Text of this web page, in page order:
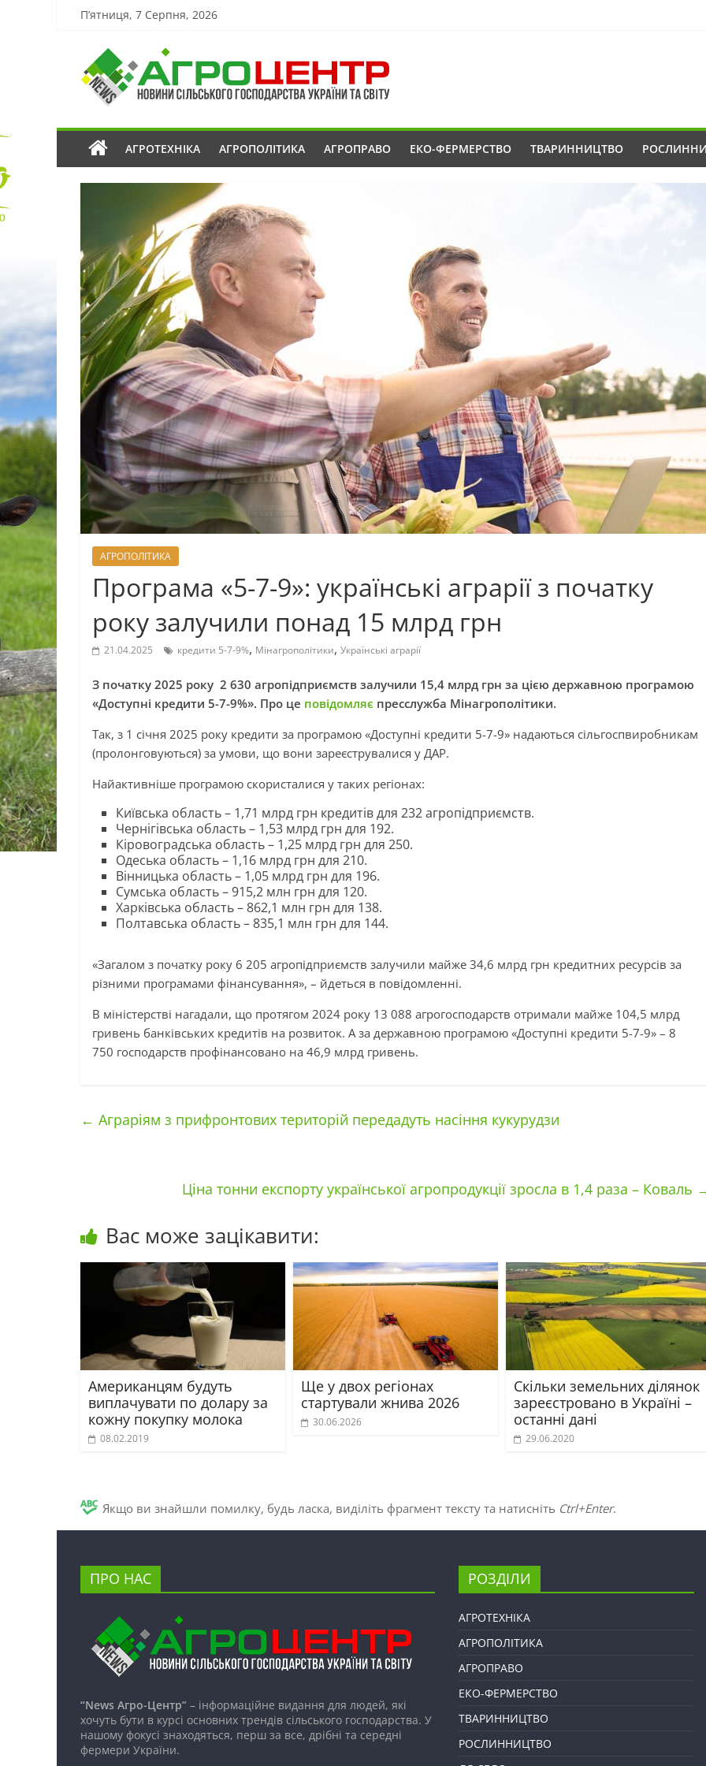
П’ятниця, 7 Серпня, 2026
АГРОТЕХНІКА АГРОПОЛІТИКА АГРОПРАВО ЕКО-ФЕРМЕРСТВО ТВАРИННИЦТВО
АГРОПОЛІТИКА
Програма «5-7-9»: українські аграрії з початку
року залучили понад 15 млрд грн
21.04.2025 кредити 5-7-9%, Мінагрополітики, Українські аграрії
З початку 2025 року 2 630 агропідприємств залучили 15,4 млрд грн за цією державною програмою
«Доступні кредити 5-7-9%». Про це повідомляє пресслужба Мінагрополітики.
Так, з 1 січня 2025 року кредити за програмою «Доступні кредити 5-7-9» надаються сільгоспвиробникам
(пролонговуються) за умови, що вони зареєструвалися у ДАР.
Найактивніше програмою скористалися у таких регіонах:
Київська область – 1,71 млрд грн кредитів для 232 агропідприємств.
Чернігівська область – 1,53 млрд грн для 192.
Кіровоградська область – 1,25 млрд грн для 250.
Одеська область – 1,16 млрд грн для 210.
Вінницька область – 1,05 млрд грн для 196.
Сумська область – 915,2 млн грн для 120.
Харківська область – 862,1 млн грн для 138.
Полтавська область – 835,1 млн грн для 144.
«Загалом з початку року 6 205 агропідприємств залучили майже 34,6 млрд грн кредитних ресурсів за
різними програмами фінансування», – йдеться в повідомленні.
В міністерстві нагадали, що протягом 2024 року 13 088 агрогосподарств отримали майже 104,5 млрд
гривень банківських кредитів на розвиток. А за державною програмою «Доступні кредити 5-7-9» – 8
750 господарств профінансовано на 46,9 млрд гривень.
← Аграріям з прифронтових територій передадуть насіння кукурудзи
Ціна тонни експорту української агропродукції зросла в 1,4 раза – Коваль
Вас може зацікавити:
Американцям будуть
виплачувати по долару за
кожну покупку молока
08.02.2019
Ще у двох регіонах
стартували жнива 2026
30.06.2026
Скільки земельних ділянок
зареєстровано в Україні –
останні дані
29.06.2020
Якщо ви знайшли помилку, будь ласка, виділіть фрагмент тексту та натисніть Ctrl+Enter.
ПРО НАС
“News Агро-Центр” – інформаційне видання для людей, які
хочуть бути в курсі основних трендів сільського господарства. У
нашому фокусі знаходяться, перш за все, дрібні та середні
фермери України.
РОЗДІЛИ
АГРОТЕХНІКА
АГРОПОЛІТИКА
АГРОПРАВО
ЕКО-ФЕРМЕРСТВО
ТВАРИННИЦТВО
РОСЛИННИЦТВО